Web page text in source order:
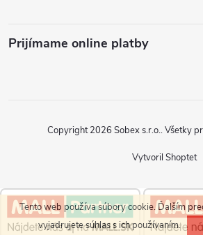
Tento web používa súbory cookie. Ďalším
vyjadrujete súhlas s ich používaním.
Prijímame online platby
Vytvoril Shoptet
Copyright 2026 Sobex s.r.o.. Všetky